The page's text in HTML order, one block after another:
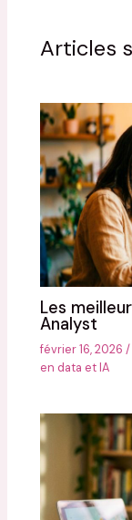
Articles
Les
Analyst
février 16, 2026
en data et IA